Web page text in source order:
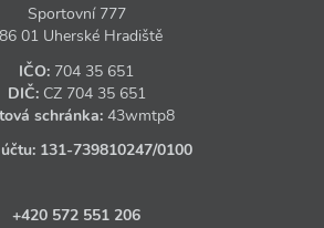
Sportovní 777
01 Uherské Hradiště
IČO: 704 35 651
DIČ: CZ 704 35 651
schránka: 43wmtp8
131‑739810247/0100
+420 572 551 206